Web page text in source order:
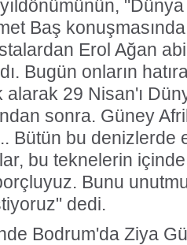
Baş
Erol Ağan
Bugün onların
29 Nisan'ı
sonra. Güney
Bütün bu denizlerde
bu teknelerin
Bunu
dedi.
Bodrum'da Ziya